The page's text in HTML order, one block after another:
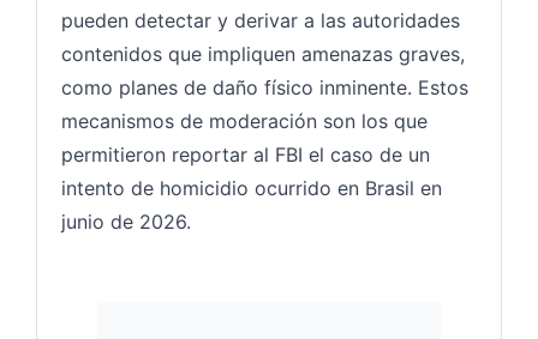
pueden detectar y derivar a las autoridades
contenidos que impliquen amenazas graves,
como planes de daño físico inminente. Estos
mecanismos de moderación son los que
permitieron reportar al FBI el caso de un
intento de homicidio ocurrido en Brasil en
junio de 2026.